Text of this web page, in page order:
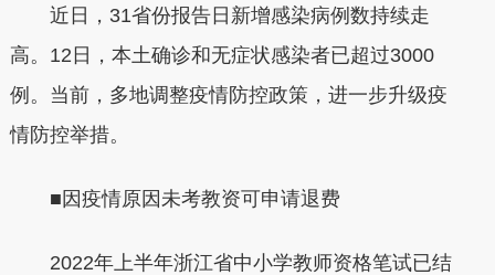
近日，31省份报告日新增感染病例数持续走
高。12日，本土确诊和无症状感染者已超过3000
例。当前，多地调整疫情防控政策，进一步升级疫
情防控举措。
■因疫情原因未考教资可申请退费
2022年上半年浙江省中小学教师资格笔试已结